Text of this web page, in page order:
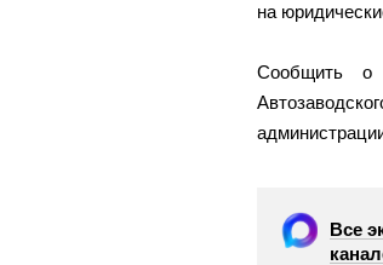
на
Сообщить о
Все